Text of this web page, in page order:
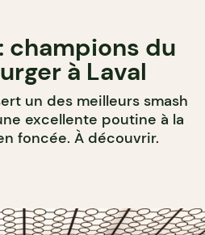
champions du
à Laval
un des meilleurs smash
excellente poutine à la
foncée. À découvrir.